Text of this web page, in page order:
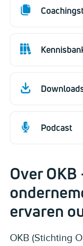
Podcast
Over OKB
ervaren
OKB (Stichting